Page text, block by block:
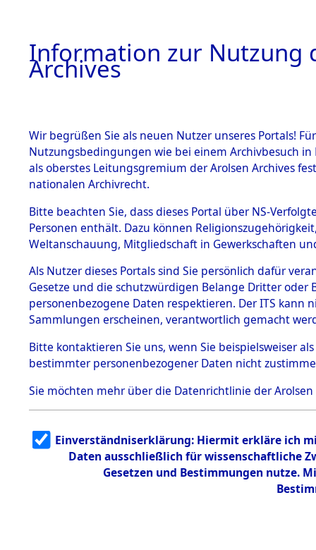
BESTÄNDE
1.
Inhaftierungsdoku
mente
1.2.9 Beim ITS
Effekten
1.2.9.1
Effekten aus
dem KZ
Dachau
1.2.9.2
Effekten aus
dem KZ
Bayerisches
1.2.9.3
Effekten aus
dem KZ
Neuengamm
0001
Einen Kommentar
Information zur Nutzung
Archives
Wir begrüßen Sie als neuen Nutzer unseres Portals!
Nutzungsbedingungen wie bei einem Archivbesuch
als oberstes Leitungsgremium der Arolsen Archives
nationalen Archivrecht.
Bitte beachten Sie, dass dieses Portal über NS-
Personen enthält. Dazu können
Weltanschauung, Mitgliedschaft in Gewerkschaften
Als Nutzer dieses Portals sind Sie persönlich dafür
Gesetze und die schutzwürdigen Belange Dritter
personenbezogene Daten respektieren. Der ITS
Sammlungen erscheinen, verantwortlich gemacht
Bitte kontaktieren Sie uns, wenn Sie beispielsweiser
bestimmter personenbezogener Daten nicht
Sie möchten mehr über die Datenrichtlinie der Arolsen
Einverständniserklärung: Hiermit erkläre ich
Daten ausschließlich für wissenschaftliche
Gesetzen und Bestimmungen nutze.